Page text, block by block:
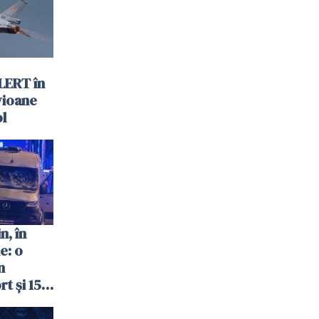
în
în
o
și 15